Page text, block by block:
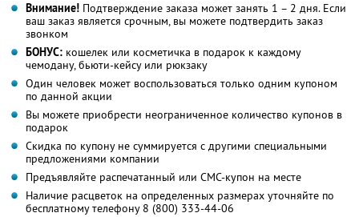
Внимание! Подтверждение заказа может занять 1 – 2 дня. Если
ваш заказ является срочным, вы можете подтвердить заказ
звонком
БОНУС: кошелек или косметичка в подарок к каждому
чемодану, бьюти-кейсу или рюкзаку
Один человек может воспользоваться только одним купоном
по данной акции
Вы можете приобрести неограниченное количество купонов в
подарок
Скидка по купону не суммируется с другими специальными
предложениями компании
Предъявляйте распечатанный или СМС-купон на месте
Наличие расцветок на определенных размерах уточняйте по
бесплатному телефону 8 (800) 333-44-06